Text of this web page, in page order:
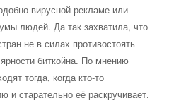
вирусной рекламе или
людей. Да так захватила, что
не в силах противостоять
биткойна. По мнению
тогда, когда кто-то
и старательно её раскручивает.